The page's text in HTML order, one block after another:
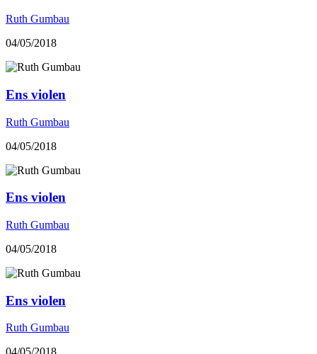
Ruth Gumbau
04/05/2018
Ens violen
Ruth Gumbau
04/05/2018
Ens violen
Ruth Gumbau
04/05/2018
Ens violen
Ruth Gumbau